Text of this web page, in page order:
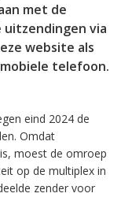
met de
uitzendingen via
website als
telefoon.
eind 2024 de
Omdat
moest de omroep
op de multiplex in
zender voor